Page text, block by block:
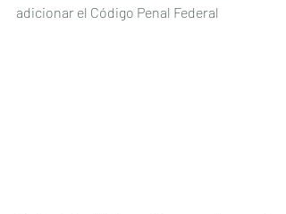
adicionar el Código Penal Federal